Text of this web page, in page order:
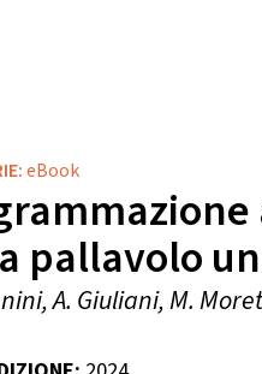
eBook
pallavolo
A. Giuliani, M.